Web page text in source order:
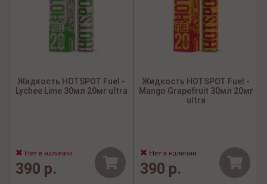
Жидкость HOTSPOT Fuel -
Lychee Lime 30мл 20мг ultra
Нет в наличии
390 р.
Жидкость HOTSPOT Fuel -
Mango Grapefruit 30мл 20мг
ultra
Нет в наличии
390 р.